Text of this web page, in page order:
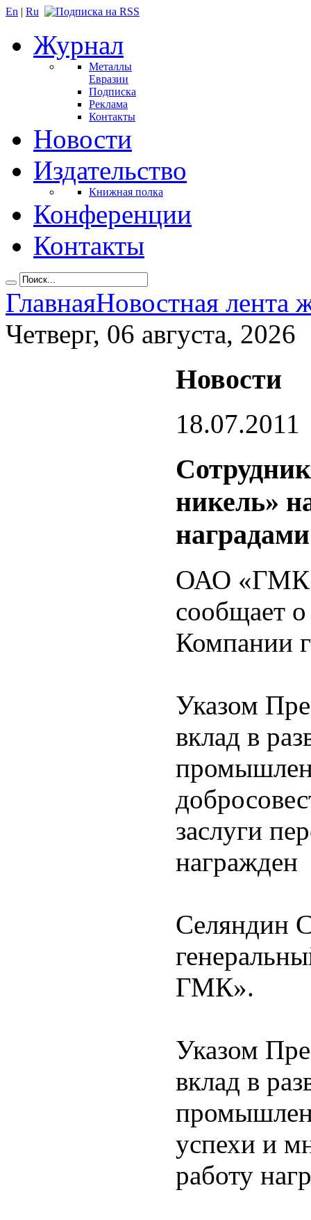
En | Ru
Журнал
Металлы
Евразии
Подписка
Реклама
Контакты
Новости
Издательство
Книжная полка
Конференции
Контакты
ГлавнаяНовостная лента
Четверг, 06 августа, 2026
Новости
18.07.2011
никель»
наградами
ОАО «ГМК
сообщает
Компании
Указом
вклад в
заслуги
награжден
Селяндин
ГМК».
Указом
вклад в
успехи и
работу